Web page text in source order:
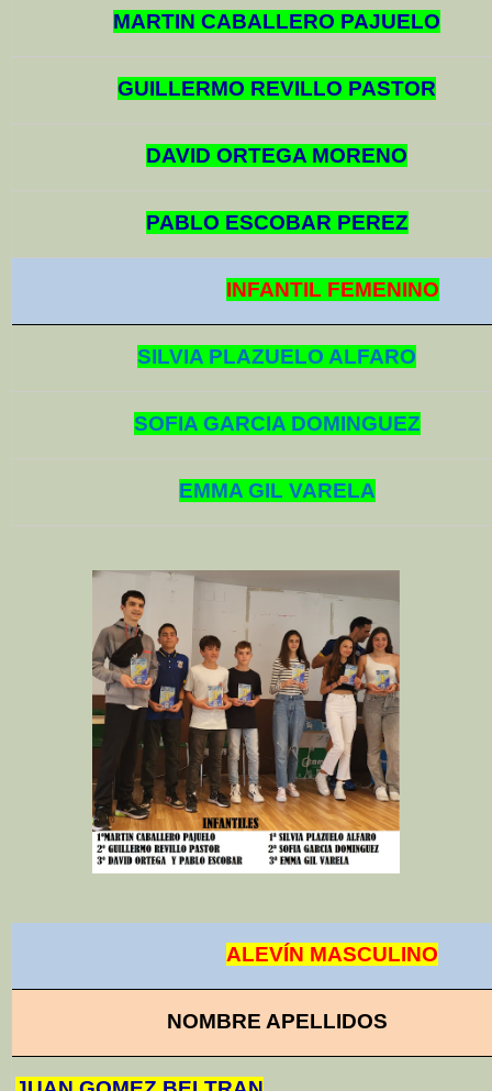
MARTIN CABALLERO PAJUELO
GUILLERMO REVILLO PASTOR
DAVID ORTEGA MORENO
PABLO ESCOBAR PEREZ
INFANTIL FEMENINO
SILVIA PLAZUELO ALFARO
SOFIA GARCIA DOMINGUEZ
EMMA GIL VARELA
ALEVÍN MASCULINO
NOMBRE APELLIDOS